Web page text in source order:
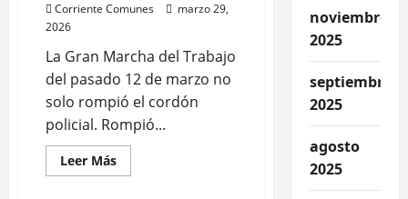
Corriente Comunes
marzo 29,
2026
La Gran Marcha del Trabajo
del pasado 12 de marzo no
solo rompió el cordón
policial. Rompió...
Leer MásLeer
más
noviembre
2025
septiembre
2025
agosto
2025